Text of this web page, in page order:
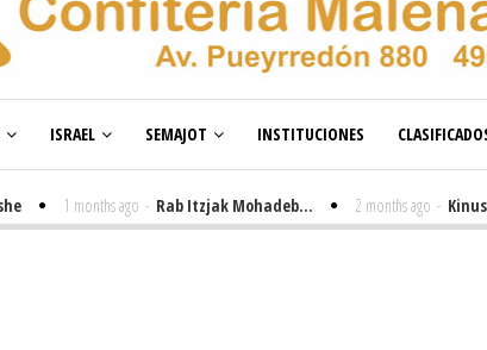
ISRAEL SEMAJOT INSTITUCIONES
1 months ago - Rab Itzjak Mohadeb... 2 months ago - Kinus Toire